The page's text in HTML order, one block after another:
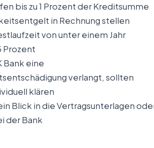
bis zu 1 Prozent der Kreditsumme
in Rechnung stellen
von unter einem Jahr
Prozent
Bank eine
verlangt, sollten
klären
Blick in die Vertragsunterlagen
der Bank